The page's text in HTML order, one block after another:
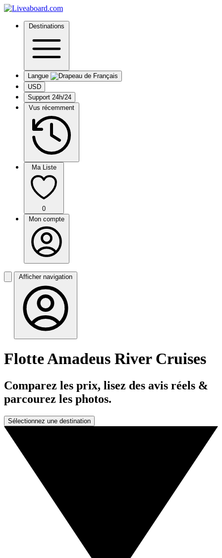
Destinations
Langue
USD
Support 24h/24
Vus récemment
Ma Liste
0
Mon compte
Afficher navigation
Flotte Amadeus River Cruises
Comparez les prix, lisez des avis réels &
parcourez les photos.
Sélectionnez une destination